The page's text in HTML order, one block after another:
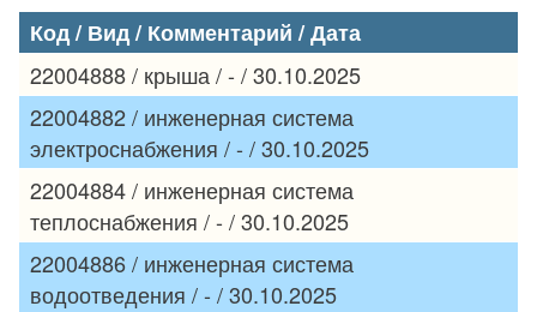
Код / Вид / Комментарий / Дата
22004888 / крыша / - / 30.10.2025
22004882 / инженерная система
электроснабжения / - / 30.10.2025
22004884 / инженерная система
теплоснабжения / - / 30.10.2025
22004886 / инженерная система
водоотведения / - / 30.10.2025